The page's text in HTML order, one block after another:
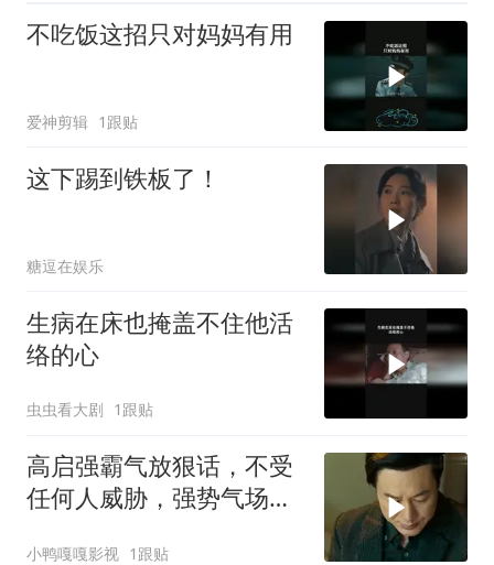
不吃饭这招只对妈妈有用
爱神剪辑 1跟贴
这下踢到铁板了！
糖逗在娱乐
生病在床也掩盖不住他活
络的心
虫虫看大剧 1跟贴
高启强霸气放狠话，不受
任何人威胁，强势气场震
小鸭嘎嘎影视 1跟贴